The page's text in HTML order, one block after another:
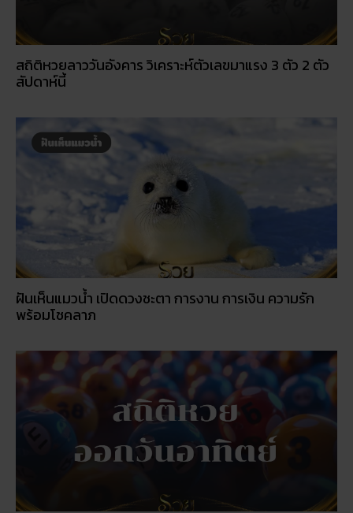
สถิติหวยลาววันอังคาร วิเคราะห์ตัวเลขมาแรง 3 ตัว 2 ตัว
สัปดาห์นี้
ฝันเห็นแมวน้ำ เปิดดวงชะตา การงาน การเงิน ความรัก
พร้อมโชคลาภ